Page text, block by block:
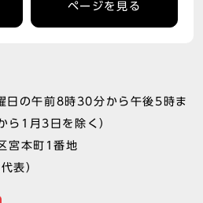
ページを見る
日の午前8時30分から午後5時ま
ら1月3日を除く）
宮本町1番地
代表）